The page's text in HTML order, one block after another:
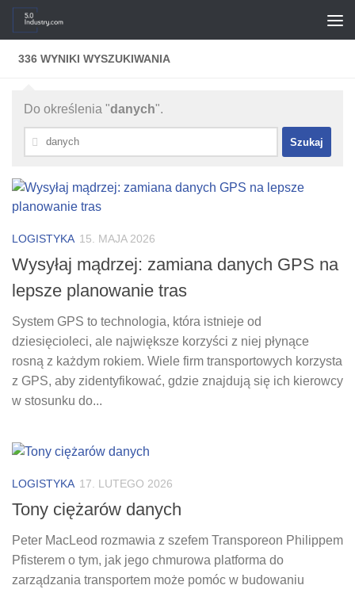
Przejdź do treści
336 WYNIKI WYSZUKIWANIA
Do określenia "danych".
Szukaj:
LOGISTYKA 15. MAJA 2026
Wysyłaj mądrzej: zamiana danych GPS na
lepsze planowanie tras
System GPS to technologia, która istnieje od
dziesięcioleci, ale największe korzyści z niej płynące
rosną z każdym rokiem. Wiele firm transportowych korzysta
z GPS, aby zidentyfikować, gdzie znajdują się ich kierowcy
w stosunku do...
LOGISTYKA 17. LUTEGO 2026
Tony ciężarów danych
Peter MacLeod rozmawia z szefem Transporeon Philippem
Pfisterem o tym, jak jego chmurowa platforma do
zarządzania transportem może pomóc w budowaniu